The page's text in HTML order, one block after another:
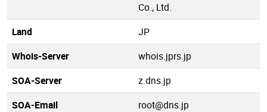
Co., Ltd.
Land
JP
Whois-Server
whois.jprs.jp
SOA-Server
z.dns.jp
SOA-Email
root@dns.jp